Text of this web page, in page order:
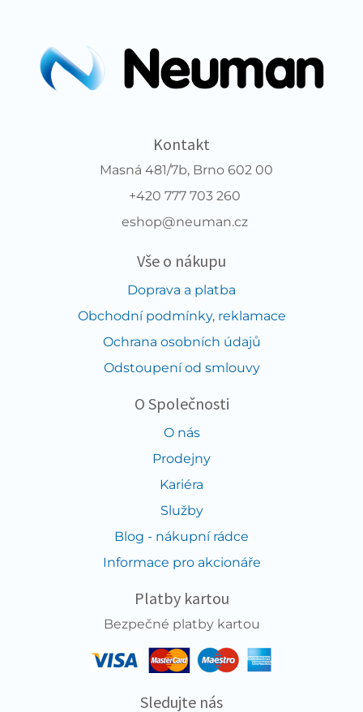
Kontakt
Masná 481/7b, Brno 602 00
+420 777 703 260
eshop@neuman.cz
Vše o nákupu
Doprava a platba
Obchodní podmínky, reklamace
Ochrana osobních údajů
Odstoupení od smlouvy
O Společnosti
O nás
Prodejny
Kariéra
Služby
Blog - nákupní rádce
Informace pro akcionáře
Platby kartou
Bezpečné platby kartou
Sledujte nás